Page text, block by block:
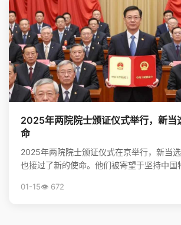
2025年两院院士颁证仪式举行，新当
命
2025年两院院士颁证仪式在京举行，新当选
也接过了新的使命。他们被寄望于坚持中国
01-15👁️ 672